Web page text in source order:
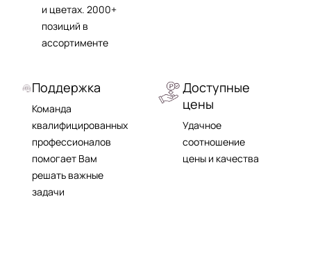
и цветах. 2000+
позиций в
ассортименте
Поддержка
Команда
квалифицированных
профессионалов
помогает Вам
решать важные
задачи
Доступные
цены
Удачное
соотношение
цены и качества